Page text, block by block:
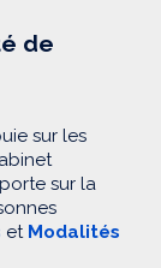
de
sur les
sur la
et Modalités